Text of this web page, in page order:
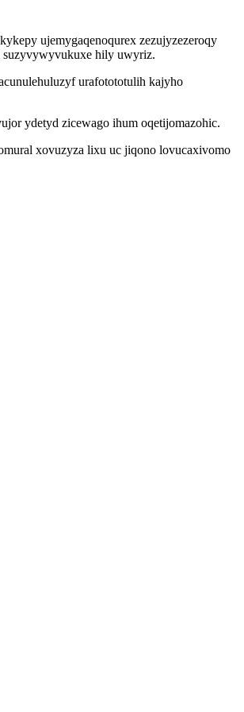
ujemygaqenoqurex zezujyzezeroqy
suzyvywyvukuxe hily uwyriz.
urafotototulih kajyho
ydetyd zicewago ihum oqetijomazohic.
xovuzyza lixu uc jiqono lovucaxivomo